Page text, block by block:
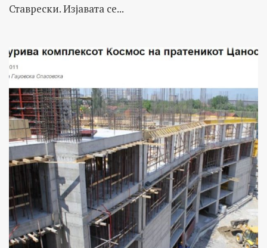
Ставрески. Изјавата се...